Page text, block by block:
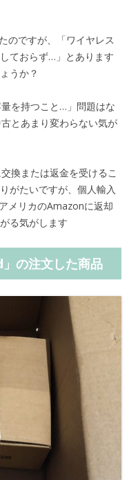
のですが、「ワイヤレス
ておらず…」とあります
うか？
を持つこと…」問題はな
とあまり変わらない気が
換または返金を受けるこ
がたいですが、個人輸入
メリカのAmazonに返却
る気がします
の注文した商品